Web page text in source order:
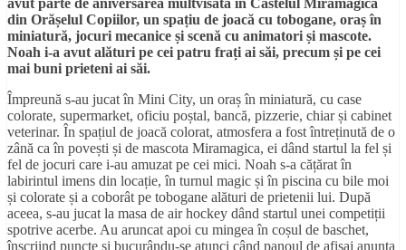
din Orășelul Copiilor, un spațiu de joacă cu tobogane, oraș în
miniatură, jocuri mecanice și scenă cu animatori și mascote.
Noah i-a avut alături pe cei patru frați ai săi, precum și pe cei
mai buni prieteni ai săi.
Împreună s-au jucat în Mini City, un oraș în miniatură, cu case
colorate, supermarket, oficiu poștal, bancă, pizzerie, chiar și cabinet
veterinar. În spațiul de joacă colorat, atmosfera a fost întreținută de o
zână ca în povești și de mascota Miramagica, ei dând startul la fel și
fel de jocuri care i-au amuzat pe cei mici. Noah s-a cățărat în
labirintul imens din locație, în turnul magic și în piscina cu bile moi
și colorate și a coborât pe tobogane alături de prietenii lui. După
aceea, s-au jucat la masa de air hockey dând startul unei competiții
spotrive acerbe. Au aruncat apoi cu mingea în coșul de baschet,
înscriind puncte și bucurându-se atunci când panoul de afișaj anunța